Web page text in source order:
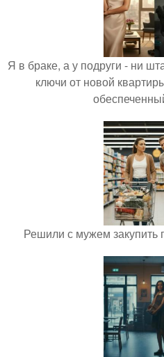
Я в браке, а у подруги - ни
ключи от новой
Решили с мужем закупить